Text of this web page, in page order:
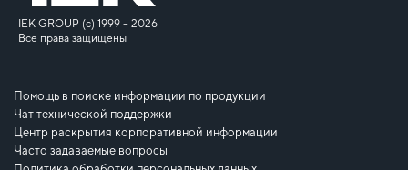
IEK GROUP (c) 1999 – 2026
Все права защищены
Помощь в поиске информации по продукции
Чат технической поддержки
Центр раскрытия корпоративной информации
Часто задаваемые вопросы